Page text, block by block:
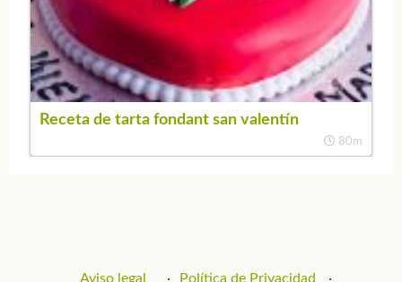
Receta de tarta fondant san valentín
80m
Aviso legal Política de Privacidad